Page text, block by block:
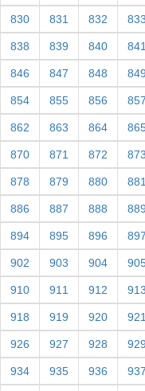
830 831 832 833
838 839 840 841
846 847 848 849
854 855 856 857
862 863 864
870 871 872 873
878 879 880 881
886 887 888 889
894 895 896 897
902 903 904
910 911 912 913
918 919 920 921
926 927 928 929
934 935 936 937